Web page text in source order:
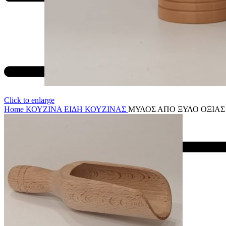
Click to enlarge
Home ΚΟΥΖΙΝΑ ΕΙΔΗ ΚΟΥΖΙΝΑΣ ΜΥΛΟΣ ΑΠΟ ΞΥΛΟ ΟΞΙΑΣ